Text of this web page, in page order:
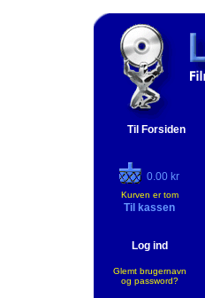
Til Forsiden
0.00 kr
Kurven er tom
Til kassen
Log ind
Glemt brugernavn
og password?